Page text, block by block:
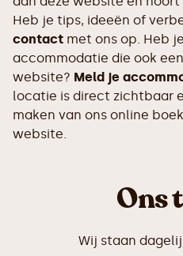
Heb je tips, ideeën of
contact met ons op. Heb
accommodatie die ook
website? Meld je
locatie is direct zichtbaar
maken van ons online
website.
Ons
Wij staan